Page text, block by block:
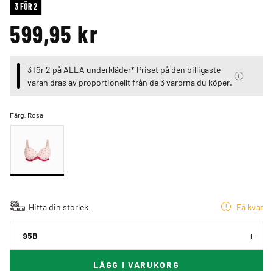
3 FÖR 2
599,95 kr
3 för 2 på ALLA underkläder* Priset på den billigaste
varan dras av proportionellt från de 3 varorna du köper.
Färg: Rosa
Hitta din storlek Få kvar
95B
LÄGG I VARUKORG